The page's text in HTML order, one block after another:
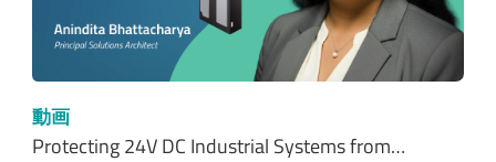
動画
Protecting 24V DC Industrial Systems from…